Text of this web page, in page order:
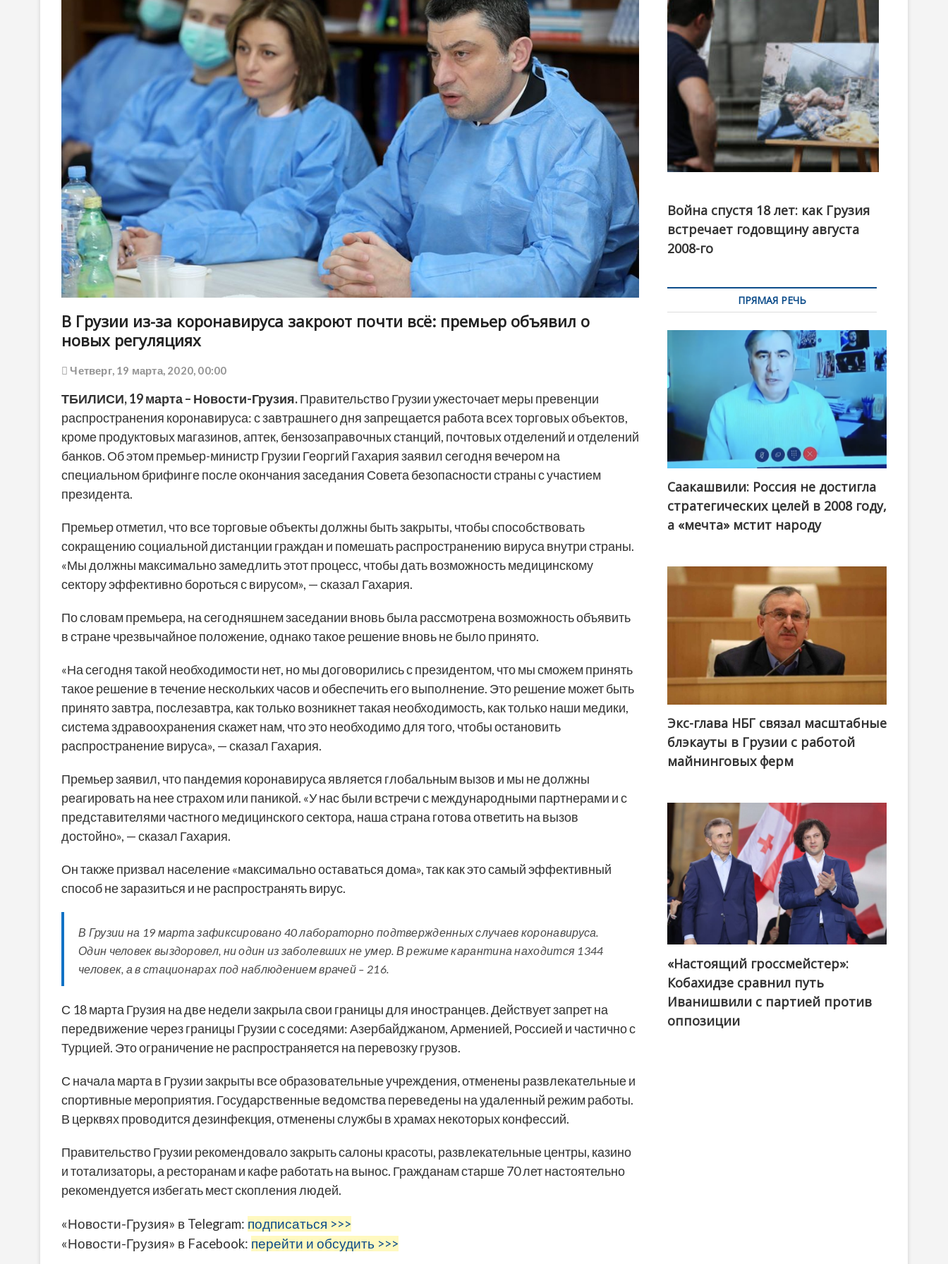
o
n
В Грузии из-за коронавируса закроют почти всё: премьер объявил о
новых регуляциях
Четверг, 19 марта, 2020, 00:00
ТБИЛИСИ,19марта – Новости-Грузия.Правительство Грузии ужесточает меры превенции
распространения коронавируса: с завтрашнего дня запрещается работа всех торговых объектов,
кроме продуктовых магазинов, аптек, бензозаправочных станций, почтовых отделений и отделений
банков. Об этом премьер-министр Грузии Георгий Гахария заявил сегодня вечером на
специальном брифинге после окончания заседания Совета безопасности страны с участием
президента.
Премьер отметил, что все торговые объекты должны быть закрыты, чтобы способствовать
сокращению социальной дистанции граждан и помешать распространению вируса внутри страны.
«Мы должны максимально замедлить этот процесс, чтобы дать возможность медицинскому
сектору эффективно бороться с вирусом», — сказал Гахария.
По словам премьера, на сегодняшнем заседании вновь была рассмотрена возможность объявить
в стране чрезвычайное положение, однако такое решение вновь не было принято.
«На сегодня такой необходимости нет, но мы договорились с президентом, что мы сможем принять
такое решение в течение нескольких часов и обеспечить его выполнение. Это решение может быть
принято завтра, послезавтра, как только возникнет такая необходимость, как только наши медики,
система здравоохранения скажет нам, что это необходимо для того, чтобы остановить
распространение вируса», — сказал Гахария.
Премьер заявил, что пандемия коронавируса является глобальным вызов и мы не должны
реагировать на нее страхом или паникой. «У нас были встречи с международными партнерами и с
представителями частного медицинского сектора, наша страна готова ответить на вызов
достойно», — сказал Гахария.
Он также призвал население «максимально оставаться дома», так как это самый эффективный
способ не заразиться и не распространять вирус.
В Грузии на 19 марта зафиксировано 40 лабораторно подтвержденных случаев коронавируса.
Один человек выздоровел, ни один из заболевших не умер. В режиме карантина находится 1344
человек, а в стационарах под наблюдением врачей – 216.
С 18 марта Грузия на две недели закрыла свои границы для иностранцев. Действует запрет на
передвижение через границы Грузии с соседями: Азербайджаном, Арменией, Россией и частично с
Турцией. Это ограничение не распространяется на перевозку грузов.
С начала марта в Грузии закрыты все образовательные учреждения, отменены развлекательные и
спортивные мероприятия. Государственные ведомства переведены на удаленный режим работы.
В церквях проводится дезинфекция, отменены службы в храмах некоторых конфессий.
Правительство Грузии рекомендовало закрыть салоны красоты, развлекательные центры, казино
и тотализаторы, а ресторанам и кафе работать на вынос. Гражданам старше 70 лет настоятельно
рекомендуется избегать мест скопления людей.
«Новости-Грузия» в Telegram: подписаться >>>
«Новости-Грузия» в Facebook: перейти и обсудить >>>
канал
Война спустя 18 лет: как Грузия
встречает годовщину августа
2008-го
ПРЯМАЯ РЕЧЬ
Саакашвили: Россия не достигла
стратегических целей в 2008 году,
а «мечта» мстит народу
Экс-глава НБГ связал масштабные
блэкауты в Грузии с работой
майнинговых ферм
@ქართული ოცნება / Georgian Dream
«Настоящий гроссмейстер»:
Кобахидзе сравнил путь
Иванишвили с партией против
оппозиции